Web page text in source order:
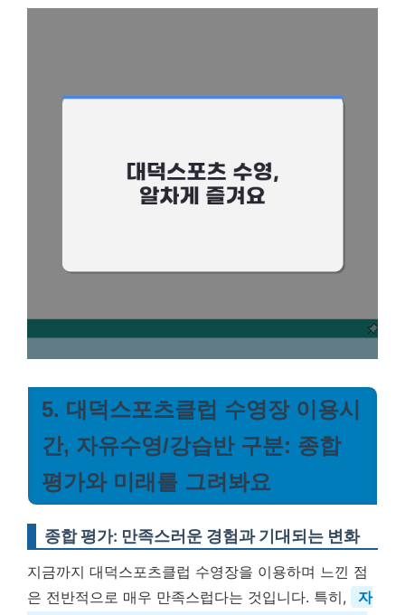
5. 대덕스포츠클럽 수영장 이용시
간, 자유수영/강습반 구분: 종합
평가와 미래를 그려봐요
종합 평가: 만족스러운 경험과 기대되는 변화
지금까지 대덕스포츠클럽 수영장을 이용하며 느낀 점
은 전반적으로 매우 만족스럽다는 것입니다. 특히,
자